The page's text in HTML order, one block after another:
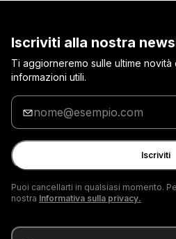
Iscriviti alla nostra
Ti aggiorneremo sulle ultime
informazioni utili.
Inserisci
tua
e-
mail
Iscriviti
Puoi cancellarti in qualsiasi momento.
nostra Informativa sulla privacy.